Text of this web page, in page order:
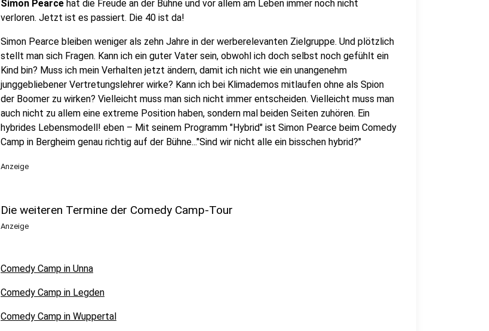
Simon Pearce hat die Freude an der Bühne und vor allem am Leben immer noch nicht
verloren. Jetzt ist es passiert. Die 40 ist da!
Simon Pearce bleiben weniger als zehn Jahre in der werberelevanten Zielgruppe. Und plötzlich
stellt man sich Fragen. Kann ich ein guter Vater sein, obwohl ich doch selbst noch gefühlt ein
Kind bin? Muss ich mein Verhalten jetzt ändern, damit ich nicht wie ein unangenehm
junggebliebener Vertretungslehrer wirke? Kann ich bei Klimademos mitlaufen ohne als Spion
der Boomer zu wirken? Vielleicht muss man sich nicht immer entscheiden. Vielleicht muss man
auch nicht zu allem eine extreme Position haben, sondern mal beiden Seiten zuhören. Ein
hybrides Lebensmodell! eben – Mit seinem Programm "Hybrid" ist Simon Pearce beim Comedy
Camp in Bergheim genau richtig auf der Bühne..."Sind wir nicht alle ein bisschen hybrid?"
Anzeige
Die weiteren Termine der Comedy Camp-Tour
Anzeige
Comedy Camp in Unna
Comedy Camp in Legden
Comedy Camp in Wuppertal